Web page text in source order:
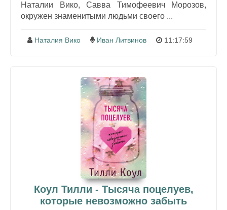
Наталии Вико, Савва Тимофеевич Морозов,
окружен знаменитыми людьми своего ...
Наталия Вико Иван Литвинов 11:17:59
Коул Тилли - Тысяча поцелуев,
которые невозможно забыть